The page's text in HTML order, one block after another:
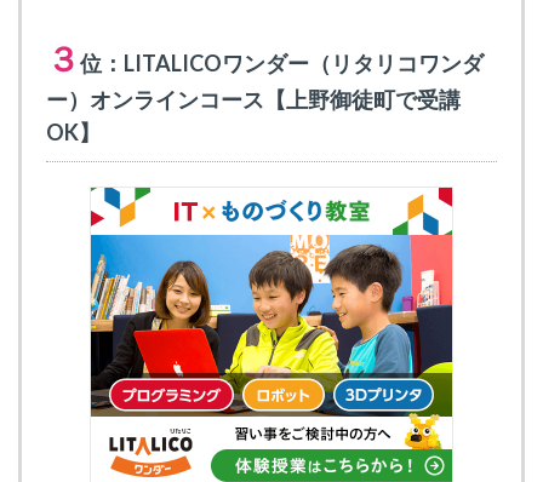
３ 位：LITALICOワンダー（リタリコワンダ
ー）オンラインコース【上野御徒町で受講
OK】